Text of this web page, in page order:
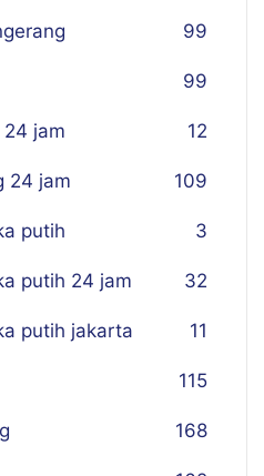
99
99
jam 12
24 jam 109
putih 3
putih 24 jam 32
putih jakarta 11
115
168